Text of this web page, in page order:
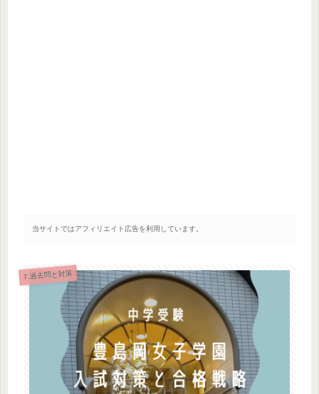
当サイトではアフィリエイト広告を利用しています。
7.過去問と対策